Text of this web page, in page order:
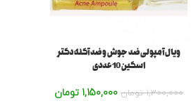
ویال آمپولی ضد جوش و ضد آکنه دکتر
اسکین 10 عددی
1,300,000 تومان 1,150,000 تومان